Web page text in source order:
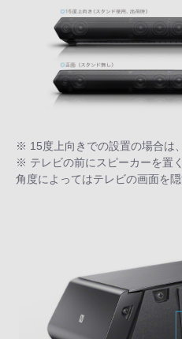
※ 15度上向きでの設置の場合は
※ テレビの前にスピーカーを置
角度によってはテレビの画面を